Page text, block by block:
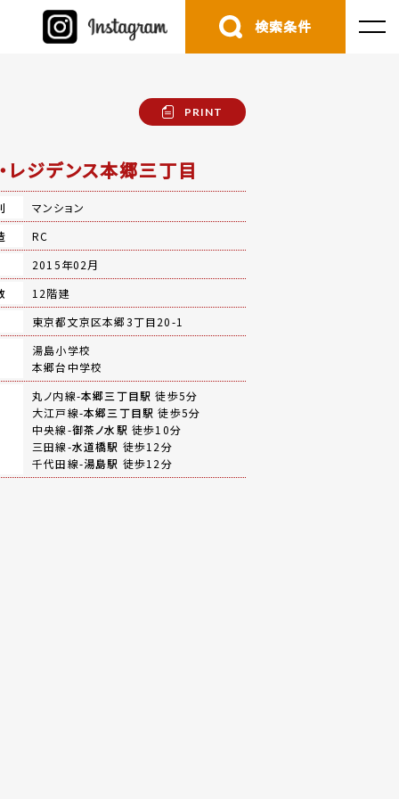
検索条件
PRINT
レジデンス本郷三丁目
マンション
RC
2015年02月
12階建
東京都文京区本郷3丁目20-1
湯島小学校
本郷台中学校
丸ノ内線-本郷三丁目駅 徒歩5分
大江戸線-本郷三丁目駅 徒歩5分
中央線-御茶ノ水駅 徒歩10分
三田線-水道橋駅 徒歩12分
千代田線-湯島駅 徒歩12分